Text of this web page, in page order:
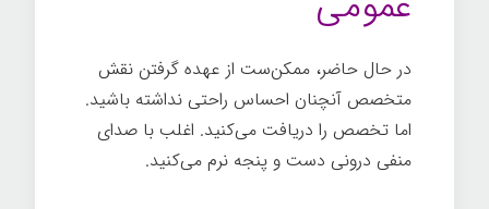
در حال حاضر، ممکن‌ست از عهده گرفتن نقش
متخصص آنچنان احساس راحتی نداشته باشید.
اما تخصص را دریافت می‌کنید. اغلب با صدای
منفی درونی دست و پنجه نرم می‌کنید.